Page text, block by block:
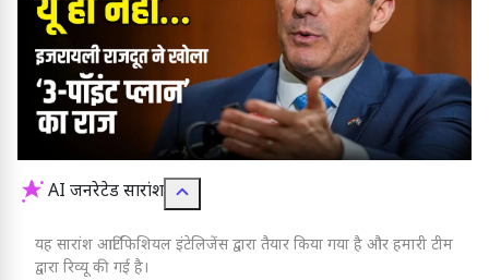
AI जनरेटेड सारांश
यह सारांश आर्टिफिशियल इंटेलिजेंस द्वारा तैयार किया गया है और हमारी टीम
द्वारा रिव्यू की गई है।